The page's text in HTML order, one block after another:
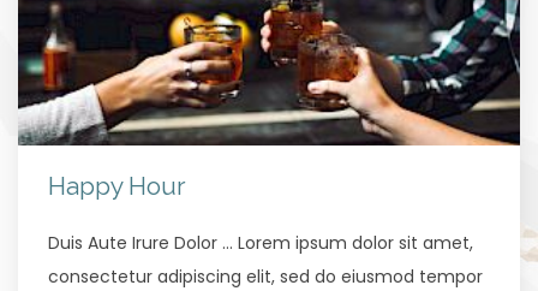
Happy Hour
Duis Aute Irure Dolor … Lorem ipsum dolor sit amet,
consectetur adipiscing elit, sed do eiusmod tempor